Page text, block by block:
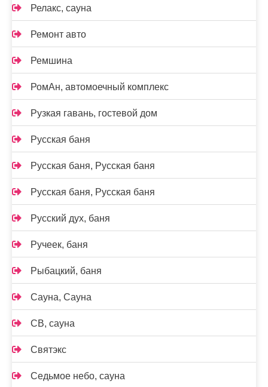
Релакс, сауна
Ремонт авто
Ремшина
РомАн, автомоечный комплекс
Рузкая гавань, гостевой дом
Русская баня
Русская баня, Русская баня
Русская баня, Русская баня
Русский дух, баня
Ручеек, баня
Рыбацкий, баня
Сауна, Сауна
СВ, сауна
Святэкс
Седьмое небо, сауна